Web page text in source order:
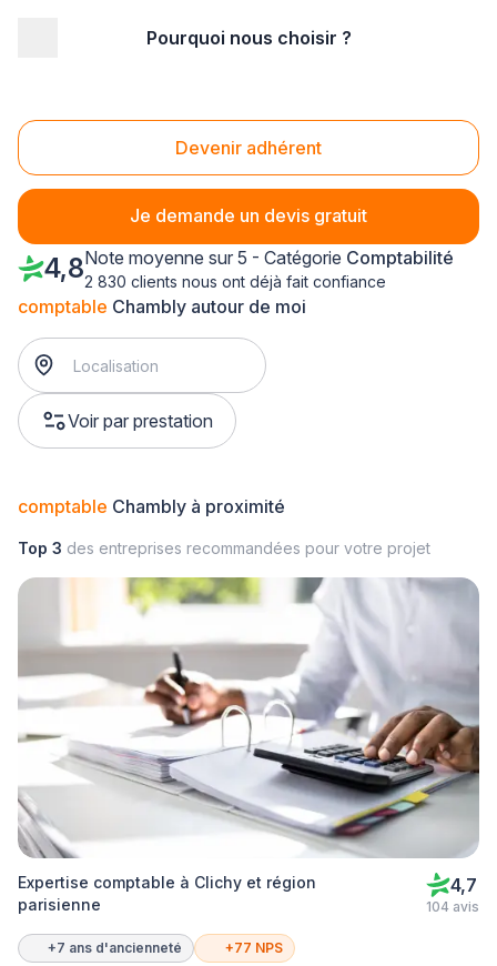
Pourquoi nous choisir ?
Devenir adhérent
Je demande un devis gratuit
Comptable Chambly (60230)
comptable Chambly autour de moi
Voir par prestation
4,8Note moyenne sur 5 - Catégorie Comptabilité
2 830 clients nous ont déjà fait confiance
comptable Chambly à proximité
Top 3 des entreprises recommandées pour votre projet
Expertise comptable à Clichy et région
parisienne
4,7
104 avis
+7 ans d'ancienneté +77 NPS